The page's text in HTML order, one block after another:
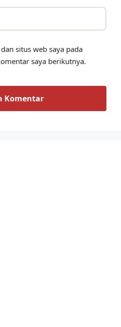
situs web saya pada
saya berikutnya.